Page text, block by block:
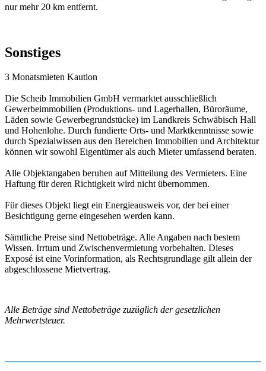
nur mehr 20 km entfernt.
Sonstiges
3 Monatsmieten Kaution
Die Scheib Immobilien GmbH vermarktet ausschließlich
Gewerbeimmobilien (Produktions- und Lagerhallen, Büroräume,
Läden sowie Gewerbegrundstücke) im Landkreis Schwäbisch Hall
und Hohenlohe. Durch fundierte Orts- und Marktkenntnisse sowie
durch Spezialwissen aus den Bereichen Immobilien und Architektur
können wir sowohl Eigentümer als auch Mieter umfassend beraten.
Alle Objektangaben beruhen auf Mitteilung des Vermieters. Eine
Haftung für deren Richtigkeit wird nicht übernommen.
Für dieses Objekt liegt ein Energieausweis vor, der bei einer
Besichtigung gerne eingesehen werden kann.
Sämtliche Preise sind Nettobeträge. Alle Angaben nach bestem
Wissen. Irrtum und Zwischenvermietung vorbehalten. Dieses
Exposé ist eine Vorinformation, als Rechtsgrundlage gilt allein der
abgeschlossene Mietvertrag.
Alle Beträge sind Nettobeträge zuzüglich der gesetzlichen
Mehrwertsteuer.